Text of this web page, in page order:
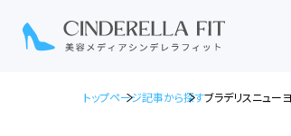
トップページ記事から探すブラデリスニュー